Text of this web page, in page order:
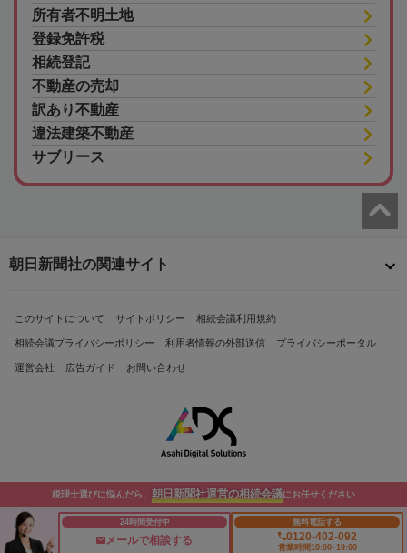
所有者不明土地
登録免許税
相続登記
不動産の売却
訳あり不動産
違法建築不動産
サブリース
税理士選びに悩んだら、 朝日新聞社運営の相続会議にお任せください
24時間受付中
メールで相談する
無料電話する
0120-402-092
営業時間10:00~19:00
朝日新聞社の関連サイト
このサイトについて サイトポリシー 相続会議利用規約
相続会議プライバシーポリシー 利用者情報の外部送信 プライバシーポータル
運営会社 広告ガイド お問い合わせ
Copyright© The Asahi Shimbun Company. All Rights Reserved.